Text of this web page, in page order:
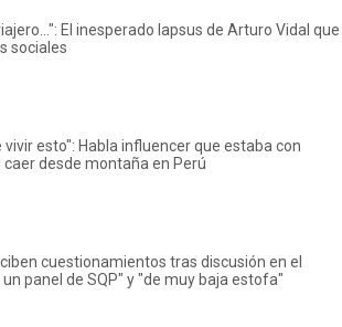
El inesperado lapsus de Arturo Vidal que
sociales
vivir esto": Habla influencer que estaba con
desde montaña en Perú
cuestionamientos tras discusión en el
panel de SQP" y "de muy baja estofa"